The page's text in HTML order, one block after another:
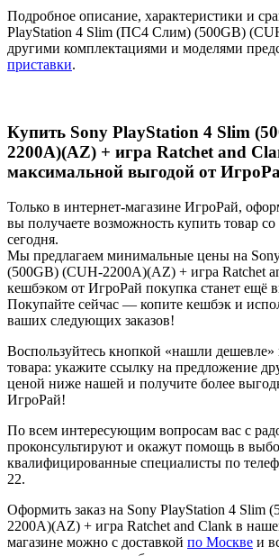
Подробное описание, характеристики и
PlayStation 4 Slim (ПС4 Слим) (500GB)
другими комплектациями и моделями
приставки.
Купить Sony PlayStation 4 Slim
2200A)(AZ) + игра Ratchet and
максимальной выгодой от
Только в интернет-магазине ИгроРай,
вы получаете возможность купить товар
сегодня.
Мы предлагаем минимальные цены на
(500GB) (CUH-2200A)(AZ) + игра Ratchet
кешбэком от ИгроРай покупка станет ещё
Покупайте сейчас — копите кешбэк и
ваших следующих заказов!
Воспользуйтесь кнопкой «нашли дешевле»
товара: укажите ссылку на предложение
ценой ниже нашей и получите более
ИгроРай!
По всем интересующим вопросам вас с
проконсультируют и окажут помощь в
квалифицированные специалисты по
22.
Оформить заказ на Sony PlayStation 4 Slim
2200A)(AZ) + игра Ratchet and Clank в
магазине можно с доставкой по Москве и